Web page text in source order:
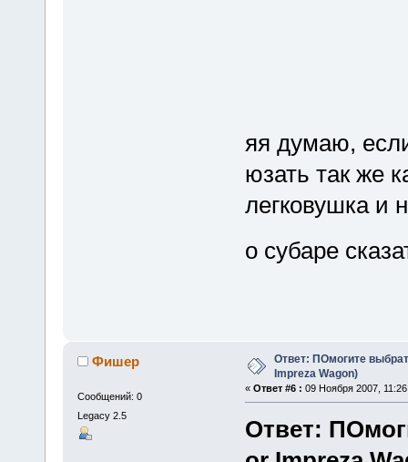
яя думаю,
юзать так же
легковушка и
о субаре
Фишер
Сообщений: 0
Legacy 2.5
Ответ: ПОмогите
Impreza Wagon)
« Ответ #6 : 09 Ноября 2007,
Ответ: